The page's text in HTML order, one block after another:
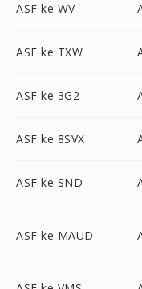
ASF ke WV
ASF ke TXW
ASF ke 3G2
ASF ke 8SVX
ASF ke SND
ASF ke MAUD